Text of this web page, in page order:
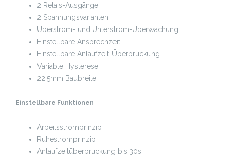
2 Relais-Ausgänge
2 Spannungsvarianten
Überstrom- und Unterstrom-Überwachung
Einstellbare Ansprechzeit
Einstellbare Anlaufzeit-Überbrückung
Variable Hysterese
22,5mm Baubreite
Einstellbare Funktionen
Arbeitsstromprinzip
Ruhestromprinzip
Anlaufzeitüberbrückung bis 30s